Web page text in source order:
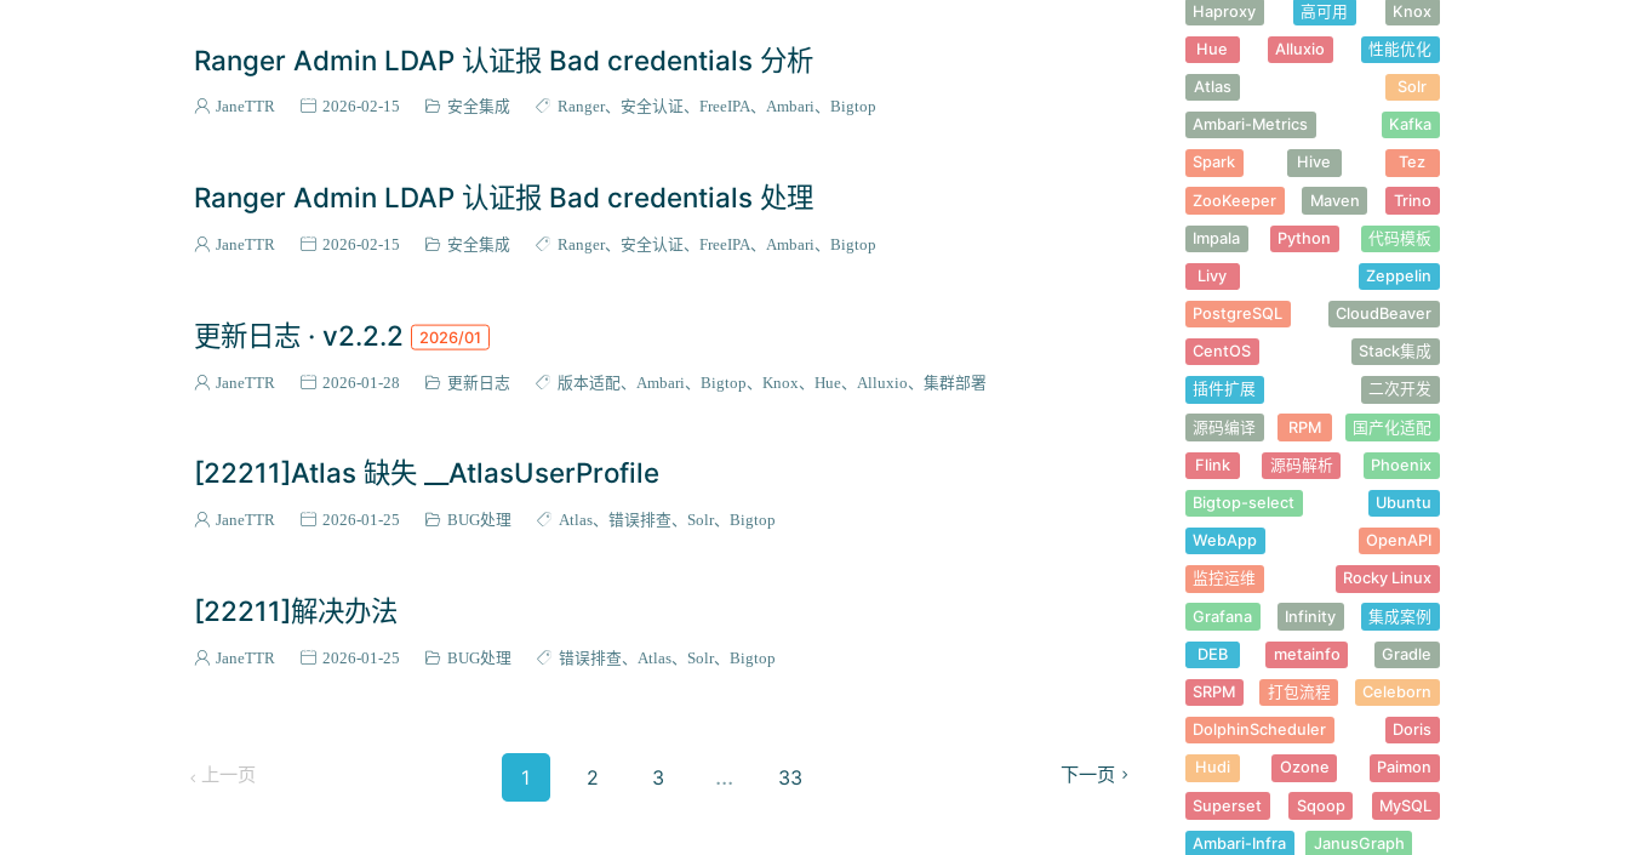
Ranger Admin LDAP 认证报 Bad credentials 分析
JaneTTR 2026-02-15 安全集成 Ranger 安全认证 FreeIPA Ambari Bigtop
Ranger Admin LDAP 认证报 Bad credentials 处理
JaneTTR 2026-02-15 安全集成 Ranger 安全认证 FreeIPA Ambari Bigtop
更新日志 · v2.2.2 2026/01
JaneTTR 2026-01-28 更新日志 版本适配 Ambari Bigtop Knox Hue Alluxio 集群部署
[22211]Atlas 缺失 __AtlasUserProfile
JaneTTR 2026-01-25 BUG处理 Atlas 错误排查 Solr Bigtop
[22211]解决办法
JaneTTR 2026-01-25 BUG处理 错误排查 Atlas Solr Bigtop
上一页 1 2 3 33 下一页
Haproxy 高可用 Knox
Hue Alluxio 性能优化
Atlas Solr
Ambari-Metrics Kafka
Spark Hive Tez
ZooKeeper Maven Trino
Impala Python 代码模板
Livy Zeppelin
PostgreSQL CloudBeaver
CentOS Stack集成
插件扩展 二次开发
源码编译 RPM 国产化适配
Flink 源码解析 Phoenix
Bigtop-select Ubuntu
WebApp OpenAPI
监控运维 Rocky Linux
Grafana Infinity 集成案例
DEB metainfo Gradle
SRPM 打包流程 Celeborn
DolphinScheduler Doris
Hudi Ozone Paimon
Superset Sqoop MySQL
Ambari-Infra JanusGraph